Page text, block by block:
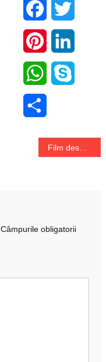
Facebook
Pinterest
WhatsApp
Film despre viața cântăreței Amy Winehouse
Câmpurile obligatorii